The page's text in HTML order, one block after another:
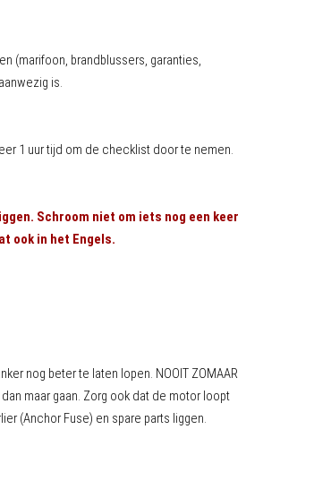
(marifoon, brandblussers, garanties,
is.
1 uur tijd om de checklist door te nemen.
Schroom niet om iets nog een keer
ook in het Engels.
nog beter te laten lopen. NOOIT ZOMAAR
dan maar gaan. Zorg ook dat de motor loopt
(Anchor Fuse) en spare parts liggen.